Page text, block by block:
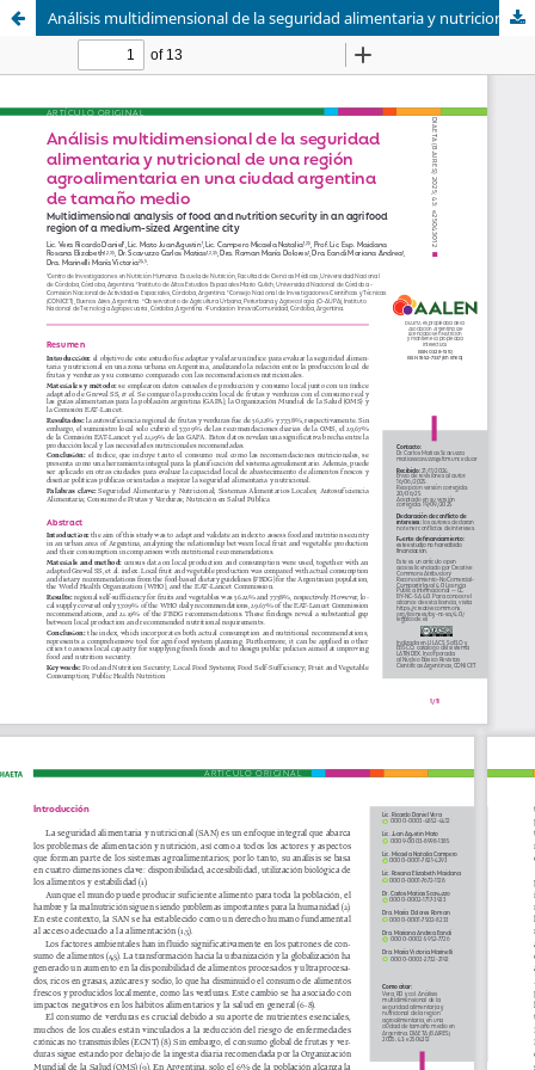
Análisis multidimensional de la seguridad alimentaria y nutricional de una región agroalimentaria en una ciudad argentina de tamaño medio